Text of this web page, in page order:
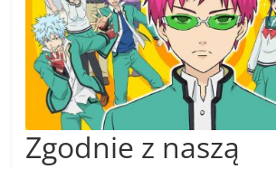
Zgodnie z naszą